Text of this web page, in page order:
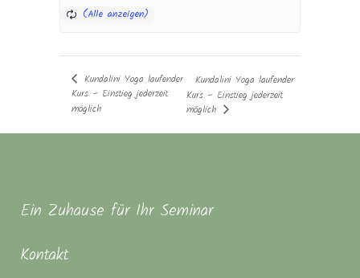
Kundalini Yoga laufender
Kurs – Einstieg jederzeit
möglich
Kundalini Yoga laufender
Kurs – Einstieg jederzeit
möglich
Ein Zuhause für Ihr Seminar
Kontakt